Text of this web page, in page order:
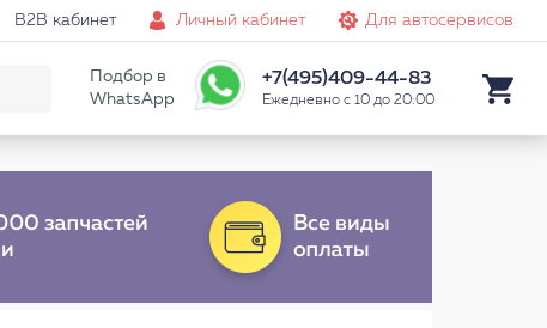
B2B кабинет Личный кабинет Для автосервисов
Подбор в
WhatsApp
+7(495)409-44-83
Ежедневно с 10 до 20:00